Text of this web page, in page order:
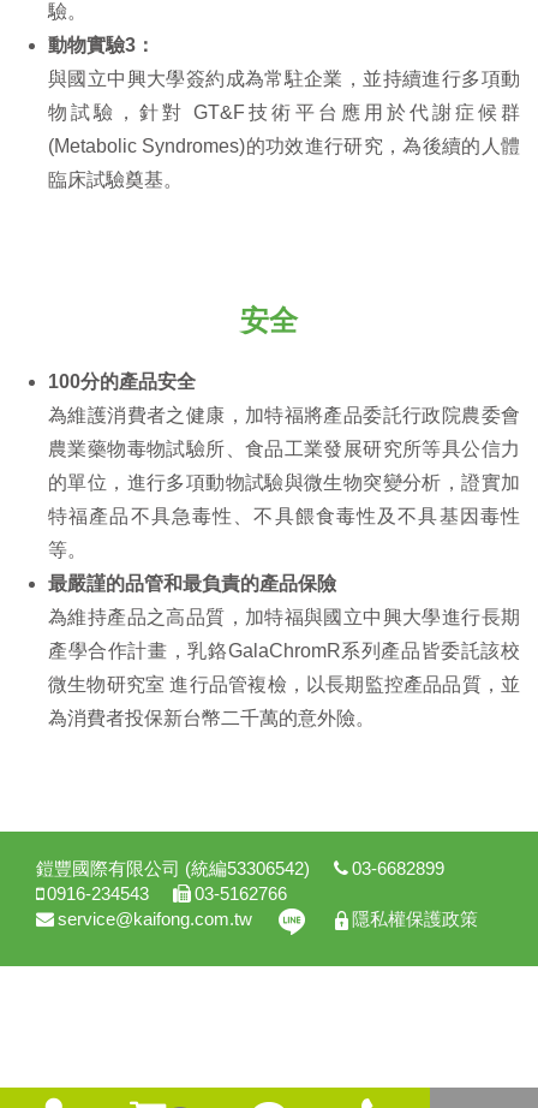
驗。
動物實驗3：
與國立中興大學簽約成為常駐企業，並持續進行多項動
物試驗，針對 GT&F技術平台應用於代謝症候群
(Metabolic Syndromes)的功效進行研究，為後續的人體
臨床試驗奠基。
安全
100分的產品安全
為維護消費者之健康，加特福將產品委託行政院農委會
農業藥物毒物試驗所、食品工業發展研究所等具公信力
的單位，進行多項動物試驗與微生物突變分析，證實加
特福產品不具急毒性、不具餵食毒性及不具基因毒性
等。
最嚴謹的品管和最負責的產品保險
為維持產品之高品質，加特福與國立中興大學進行長期
產學合作計畫，乳鉻GalaChromR系列產品皆委託該校
微生物研究室 進行品管複檢，以長期監控產品品質，並
為消費者投保新台幣二千萬的意外險。
鎧豐國際有限公司 (統編53306542)
03-6682899
0916-234543
03-5162766
service@kaifong.com.tw
隱私權保護政策